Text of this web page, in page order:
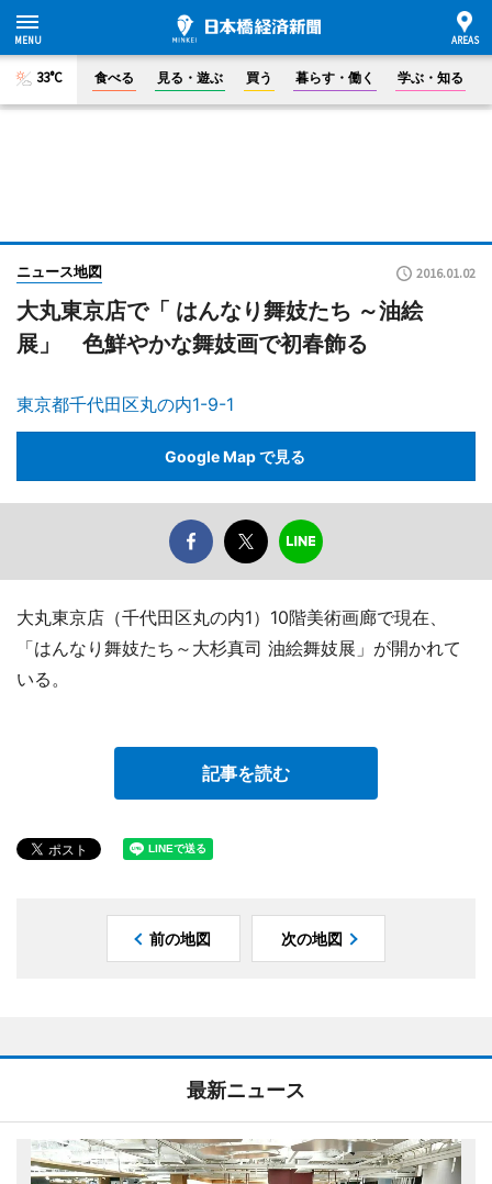
33°C 食べる 見る・遊ぶ 買う 暮らす・働く 学ぶ・知る
ニュース地図 2016.01.02
大丸東京店で「 はんなり舞妓たち ～油絵
展」 色鮮やかな舞妓画で初春飾る
東京都千代田区丸の内1-9-1
Google Map で見る
大丸東京店（千代田区丸の内1）10階美術画廊で現在、
「はんなり舞妓たち～大杉真司 油絵舞妓展」が開かれて
いる。
記事を読む
前の地図 次の地図
最新ニュース